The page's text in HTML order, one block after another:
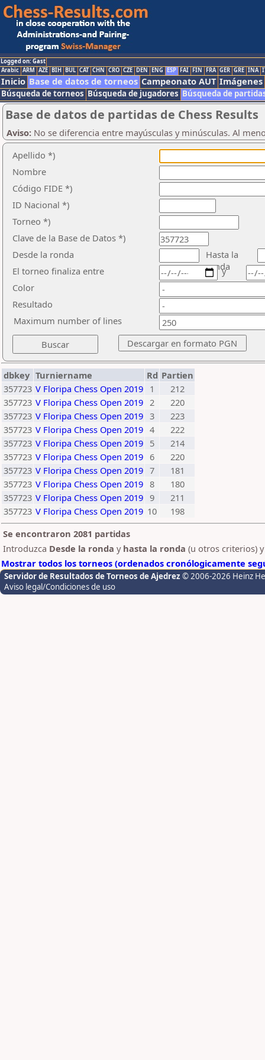
Logged on: Gast
Arabic ARM AZE BIH BUL CAT CHN CRO CZE DEN ENG ESP FAI FIN FRA GER GRE INA
Inicio Base de datos de torneos Campeonato AUT Imágenes
Búsqueda de torneos Búsqueda de jugadores Búsqueda de
Base de datos de partidas de Chess Results
Aviso: No se diferencia entre mayúsculas y minúsculas. Al
Apellido *)
Nombre
Código FIDE *)
ID Nacional *)
Torneo *)
Clave de la Base de Datos *)
Desde la ronda
Hasta la
ronda
El torneo finaliza entre
Color
Resultado
y
Maximum number of lines
dbkey Turniername Rd Partien
357723 V Floripa Chess Open 2019 1
212
357723 V Floripa Chess Open 2019 2
220
357723 V Floripa Chess Open 2019 3
223
357723 V Floripa Chess Open 2019 4
222
357723 V Floripa Chess Open 2019 5
214
357723 V Floripa Chess Open 2019 6
220
357723 V Floripa Chess Open 2019 7
181
357723 V Floripa Chess Open 2019 8
180
357723 V Floripa Chess Open 2019 9
211
357723 V Floripa Chess Open 2019 10
198
Se encontraron 2081 partidas
Introduzca Desde la ronda y hasta la ronda (u otros criterios)
Mostrar todos los torneos (ordenados cronólogicamente
Servidor de Resultados de Torneos de Ajedrez © 2006-2026 Heinz
Aviso legal/Condiciones de uso